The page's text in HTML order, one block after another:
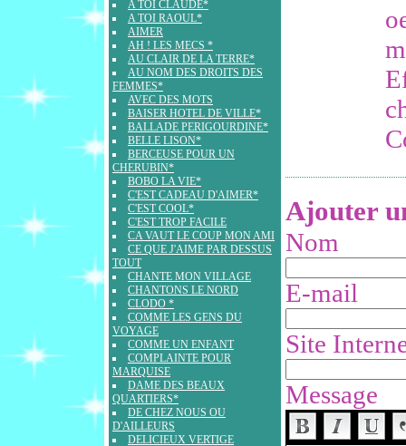
A TOI CLAUDE*
A TOI RAOUL*
AIMER
AH ! LES MECS *
AU CLAIR DE LA TERRE*
AU NOM DES DROITS DES
FEMMES*
AVEC DES MOTS
BAISER HOTEL DE VILLE*
BALLADE PERIGOURDINE*
BELLE LISON*
BERCEUSE POUR UN
CHERUBIN*
BOBO LA VIE*
C'EST CADEAU D'AIMER*
C'EST COOL*
C'EST TROP FACILE
CA VAUT LE COUP MON AMI
CE QUE J'AIME PAR DESSUS
TOUT
CHANTE MON VILLAGE
CHANTONS LE NORD
CLODO *
COMME LES GENS DU
VOYAGE
COMME UN ENFANT
COMPLAINTE POUR
MARQUISE
DAME DES BEAUX
QUARTIERS*
DE CHEZ NOUS OU
D'AILLEURS
DELICIEUX VERTIGE
Ajouter
Nom
E-mail
Site
Message